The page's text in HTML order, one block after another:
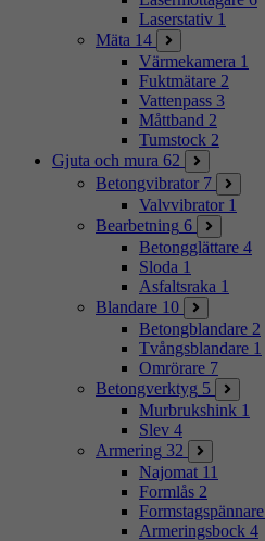
Laserstativ 1
Mäta 14
Värmekamera 1
Fuktmätare 2
Vattenpass 3
Måttband 2
Tumstock 2
Gjuta och mura 62
Betongvibrator 7
Valvvibrator 1
Bearbetning 6
Betongglättare 4
Sloda 1
Asfaltsraka 1
Blandare 10
Betongblandare 2
Tvångsblandare 1
Omrörare 7
Betongverktyg 5
Murbrukshink 1
Slev 4
Armering 32
Najomat 11
Formlås 2
Formstagspännare
Armeringsbock 4